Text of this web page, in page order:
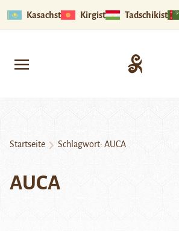
Kasachstan Kirgistan Tadschikistan
Startseite Schlagwort: AUCA
AUCA